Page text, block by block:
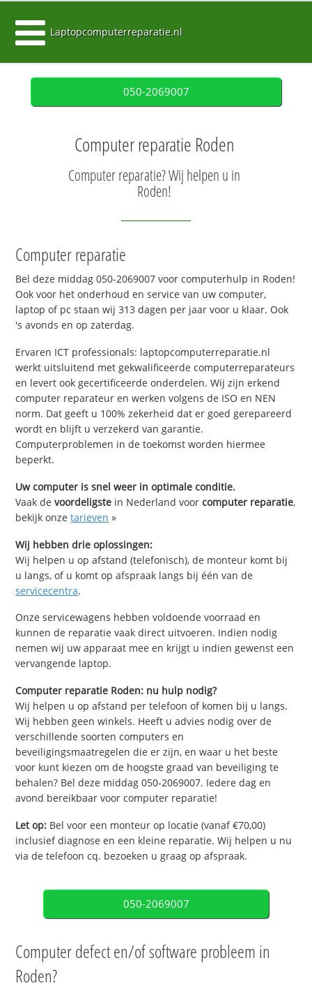
Laptopcomputerreparatie.nl
050-2069007
Computer reparatie Roden
Computer reparatie? Wij helpen u in
Roden!
Computer reparatie
Bel deze middag 050-2069007 voor computerhulp in Roden!
Ook voor het onderhoud en service van uw computer,
laptop of pc staan wij 313 dagen per jaar voor u klaar. Ook
's avonds en op zaterdag.
Ervaren ICT professionals: laptopcomputerreparatie.nl
werkt uitsluitend met gekwalificeerde computerreparateurs
en levert ook gecertificeerde onderdelen. Wij zijn erkend
computer reparateur en werken volgens de ISO en NEN
norm. Dat geeft u 100% zekerheid dat er goed gerepareerd
wordt en blijft u verzekerd van garantie.
Computerproblemen in de toekomst worden hiermee
beperkt.
Uw computer is snel weer in optimale conditie.
Vaak devoordeligste in Nederland voorcomputer reparatie,
bekijk onzetarieven »
Wij hebben drie oplossingen:
Wij helpen u op afstand (telefonisch), de monteur komt bij
u langs, of u komt op afspraak langs bij één van de
servicecentra.
Onze servicewagens hebben voldoende voorraad en
kunnen de reparatie vaak direct uitvoeren. Indien nodig
nemen wij uw apparaat mee en krijgt u indien gewenst een
vervangende laptop.
Computer reparatie Roden: nu hulp nodig?
Wij helpen u op afstand per telefoon of komen bij u langs.
Wij hebben geen winkels. Heeft u advies nodig over de
verschillende soorten computers en
beveiligingsmaatregelen die er zijn, en waar u het beste
voor kunt kiezen om de hoogste graad van beveiliging te
behalen? Bel deze middag 050-2069007. Iedere dag en
avond bereikbaar voor computer reparatie!
Let op: Bel voor een monteur op locatie (vanaf €70,00)
inclusief diagnose en een kleine reparatie. Wij helpen u nu
via de telefoon cq. bezoeken u graag op afspraak.
050-2069007
Computer defect en/of software probleem in
Roden?